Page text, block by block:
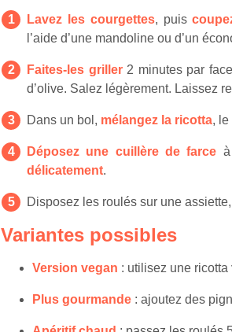
Lavez les courgettes, puis
l’aide d’une mandoline ou d’un
Faites-les griller2 minutes par
d’olive. Salez légèrement. Laissez
Dans un bol, mélangez la ricotta, le
Déposez une cuillère de farce
délicatement.
Disposez les roulés sur une
Variantes possibles
Version vegan : utilisez une
Plus gourmande : ajoutez des